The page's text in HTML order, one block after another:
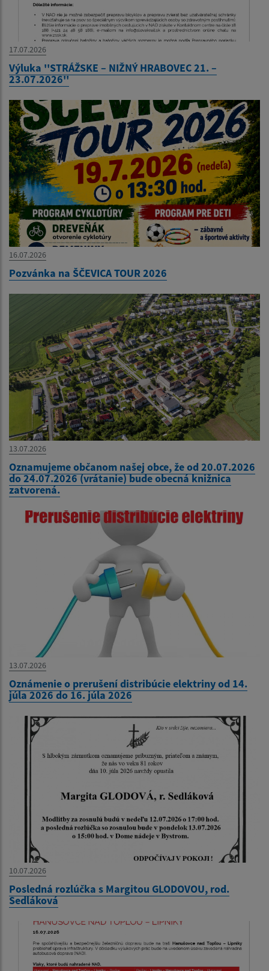
17.07.2026
Výluka ''STRÁŽSKE – NIŽNÝ HRABOVEC 21. –
23.07.2026''
16.07.2026
Pozvánka na ŠČEVICA TOUR 2026
13.07.2026
Oznamujeme občanom našej obce, že od 20.07.2026
do 24.07.2026 (vrátanie) bude obecná knižnica
zatvorená.
13.07.2026
Oznámenie o prerušení distribúcie elektriny od 14.
júla 2026 do 16. júla 2026
10.07.2026
Posledná rozlúčka s Margitou GLODOVOU, rod.
Sedláková